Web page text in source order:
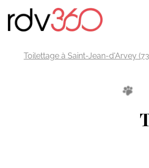
Toilettage à Saint-Jean-d'Arvey